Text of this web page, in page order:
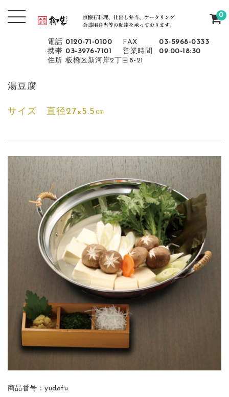
電話 0120-71-0100 FAX
03-5968-0333
携帯 03-3976-7101 営業時間
09:00-18:30
住所 板橋区新河岸2丁目8-21
0
湯豆腐
サイズ 直径27×5.5㎝
商品番号：yudofu